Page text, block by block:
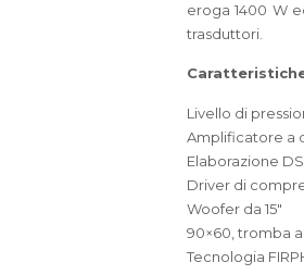
eroga 1400 W
trasduttori.
Caratteristiche
Livello di
Amplificatore a
Elaborazione
Driver di
Woofer da 15″
90×60, tromba
Tecnologia